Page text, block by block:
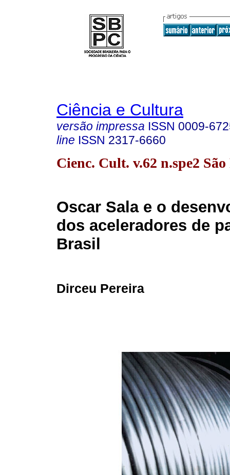
Ciência e Cultura
versão impressa ISSN 0009-
line ISSN 2317-6660
Cienc. Cult. v.62 n.spe2
Oscar Sala e o
dos aceleradores de
Brasil
Dirceu Pereira